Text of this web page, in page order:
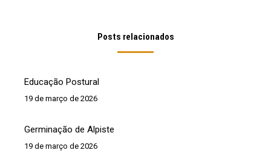
Posts relacionados
Educação Postural
19 de março de 2026
Germinação de Alpiste
19 de março de 2026